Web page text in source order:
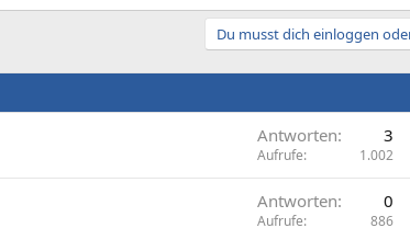
Du musst dich einloggen
Antworten 3
Aufrufe 1.002
Antworten 0
Aufrufe 886